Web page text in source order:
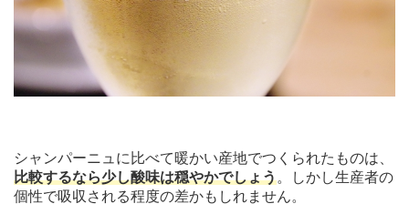
シャンパーニュに比べて暖かい産地でつくられたものは、
比較するなら少し酸味は穏やかでしょう。しかし生産者の
個性で吸収される程度の差かもしれません。